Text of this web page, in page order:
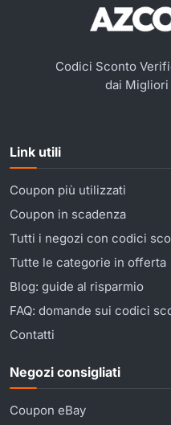
Codici Sconto
dai Migliori
Link utili
Coupon più utilizzati
Coupon in scadenza
Tutti i negozi con codici
Tutte le categorie in offerta
Blog: guide al risparmio
FAQ: domande sui codici
Contatti
Negozi consigliati
Coupon eBay